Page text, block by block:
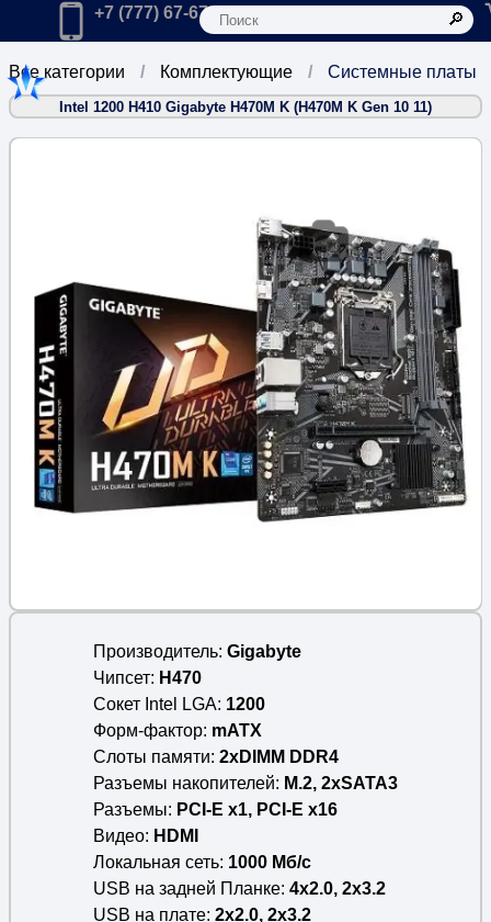
Главная
Позвонить в компанию по телефону:
+7 (777) 67-67-666
Системные платы
Комплектующие
Все категории
Intel 1200 H410 Gigabyte H470M K (H470M K Gen 10 11)
4
Производитель Gigabyte
Чипсет
H470
Сокет Intel LGA 1200
Форм-фактор mATX
Слоты памяти 2xDIMM DDR4
Разъемы накопителей
M.2, 2xSATA3
Разъемы
PCI-E x1, PCI-E x16
Видео
HDMI
Локальная сеть 1000 Мб/c
USB на задней Планке 4x2.0, 2x3.2
USB на плате 2x2.0, 2x3.2